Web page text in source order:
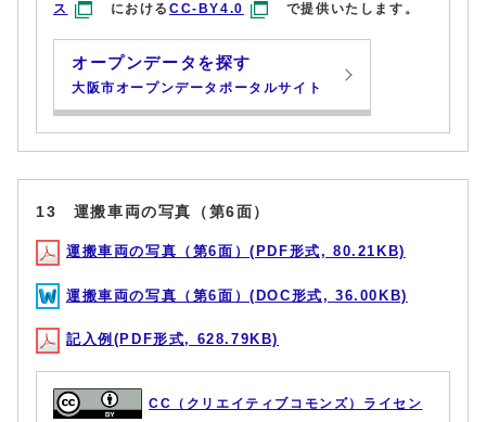
ス
におけるCC-BY4.0 で提供いたします。
オープンデータを探す
大阪市オープンデータポータルサイト
13 運搬車両の写真（第6面）
運搬車両の写真（第6面）(PDF形式, 80.21KB)
運搬車両の写真（第6面）(DOC形式, 36.00KB)
記入例(PDF形式, 628.79KB)
CC（クリエイティブコモンズ）ライセン